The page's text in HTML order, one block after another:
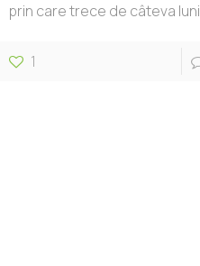
prin care trece de câteva luni
1